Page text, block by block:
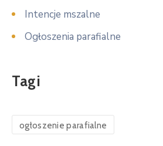
Intencje mszalne
Ogłoszenia parafialne
Tagi
ogłoszenie parafialne